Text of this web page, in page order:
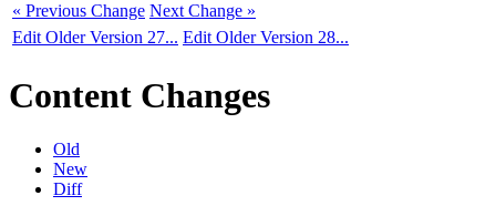
« Previous Change Next Change »
Edit Older Version 27... Edit Older Version 28...
Content Changes
Old
New
Diff